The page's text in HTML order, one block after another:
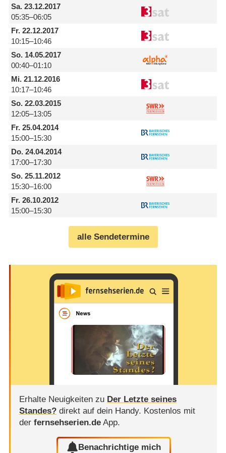
Sa.23.12.2017
05:35–06:05
Fr.22.12.2017
10:15–10:46
So.14.05.2017
00:40–01:10
Mi.21.12.2016
10:17–10:46
So.22.03.2015
12:05–13:05
Fr.25.04.2014
15:00–15:30
Do.24.04.2014
17:00–17:30
So.25.11.2012
15:30–16:00
Fr.26.10.2012
15:00–15:30
alle Sendetermine
Erhalte Neuigkeiten zu Der Letzte seines
Standes?direkt auf dein Handy. Kostenlos mit
der fernsehserien.deApp.
Benachrichtige mich